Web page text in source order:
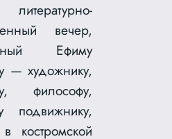
литературно-
вечер,
Ефиму
— художнику,
философу,
подвижнику,
костромской